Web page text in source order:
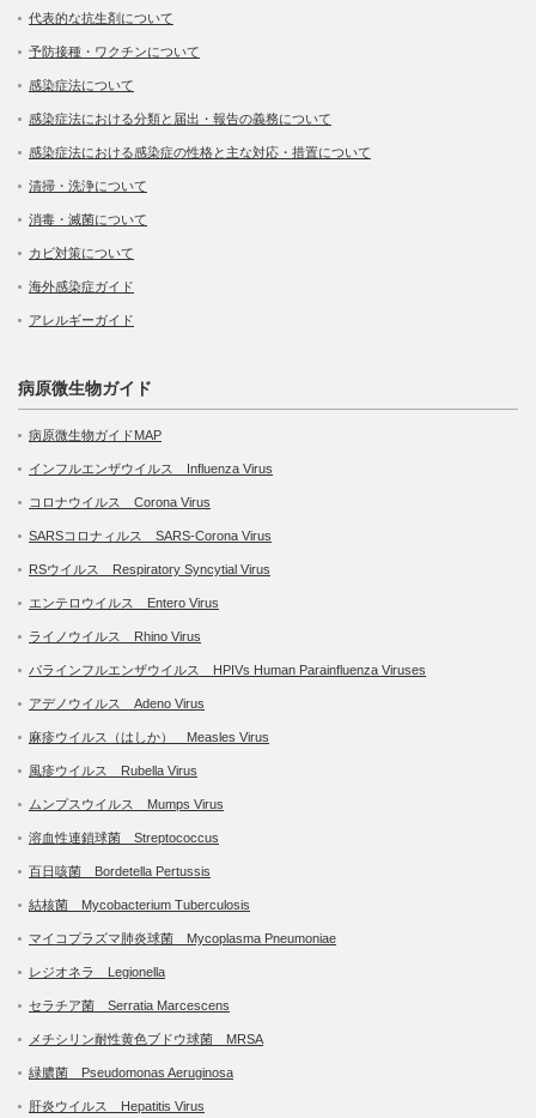
代表的な抗生剤について
予防接種・ワクチンについて
感染症法について
感染症法における分類と届出・報告の義務について
感染症法における感染症の性格と主な対応・措置について
清掃・洗浄について
消毒・滅菌について
カビ対策について
海外感染症ガイド
アレルギーガイド
病原微生物ガイド
病原微生物ガイドMAP
インフルエンザウイルス Influenza Virus
コロナウイルス Corona Virus
SARSコロナィルス SARS-Corona Virus
RSウイルス Respiratory Syncytial Virus
エンテロウイルス Entero Virus
ライノウイルス Rhino Virus
パラインフルエンザウイルス HPIVs Human Parainfluenza Viruses
アデノウイルス Adeno Virus
麻疹ウイルス（はしか） Measles Virus
風疹ウイルス Rubella Virus
ムンプスウイルス Mumps Virus
溶血性連鎖球菌 Streptococcus
百日咳菌 Bordetella Pertussis
結核菌 Mycobacterium Tuberculosis
マイコプラズマ肺炎球菌 Mycoplasma Pneumoniae
レジオネラ Legionella
セラチア菌 Serratia Marcescens
メチシリン耐性黄色ブドウ球菌 MRSA
緑膿菌 Pseudomonas Aeruginosa
肝炎ウイルス Hepatitis Virus